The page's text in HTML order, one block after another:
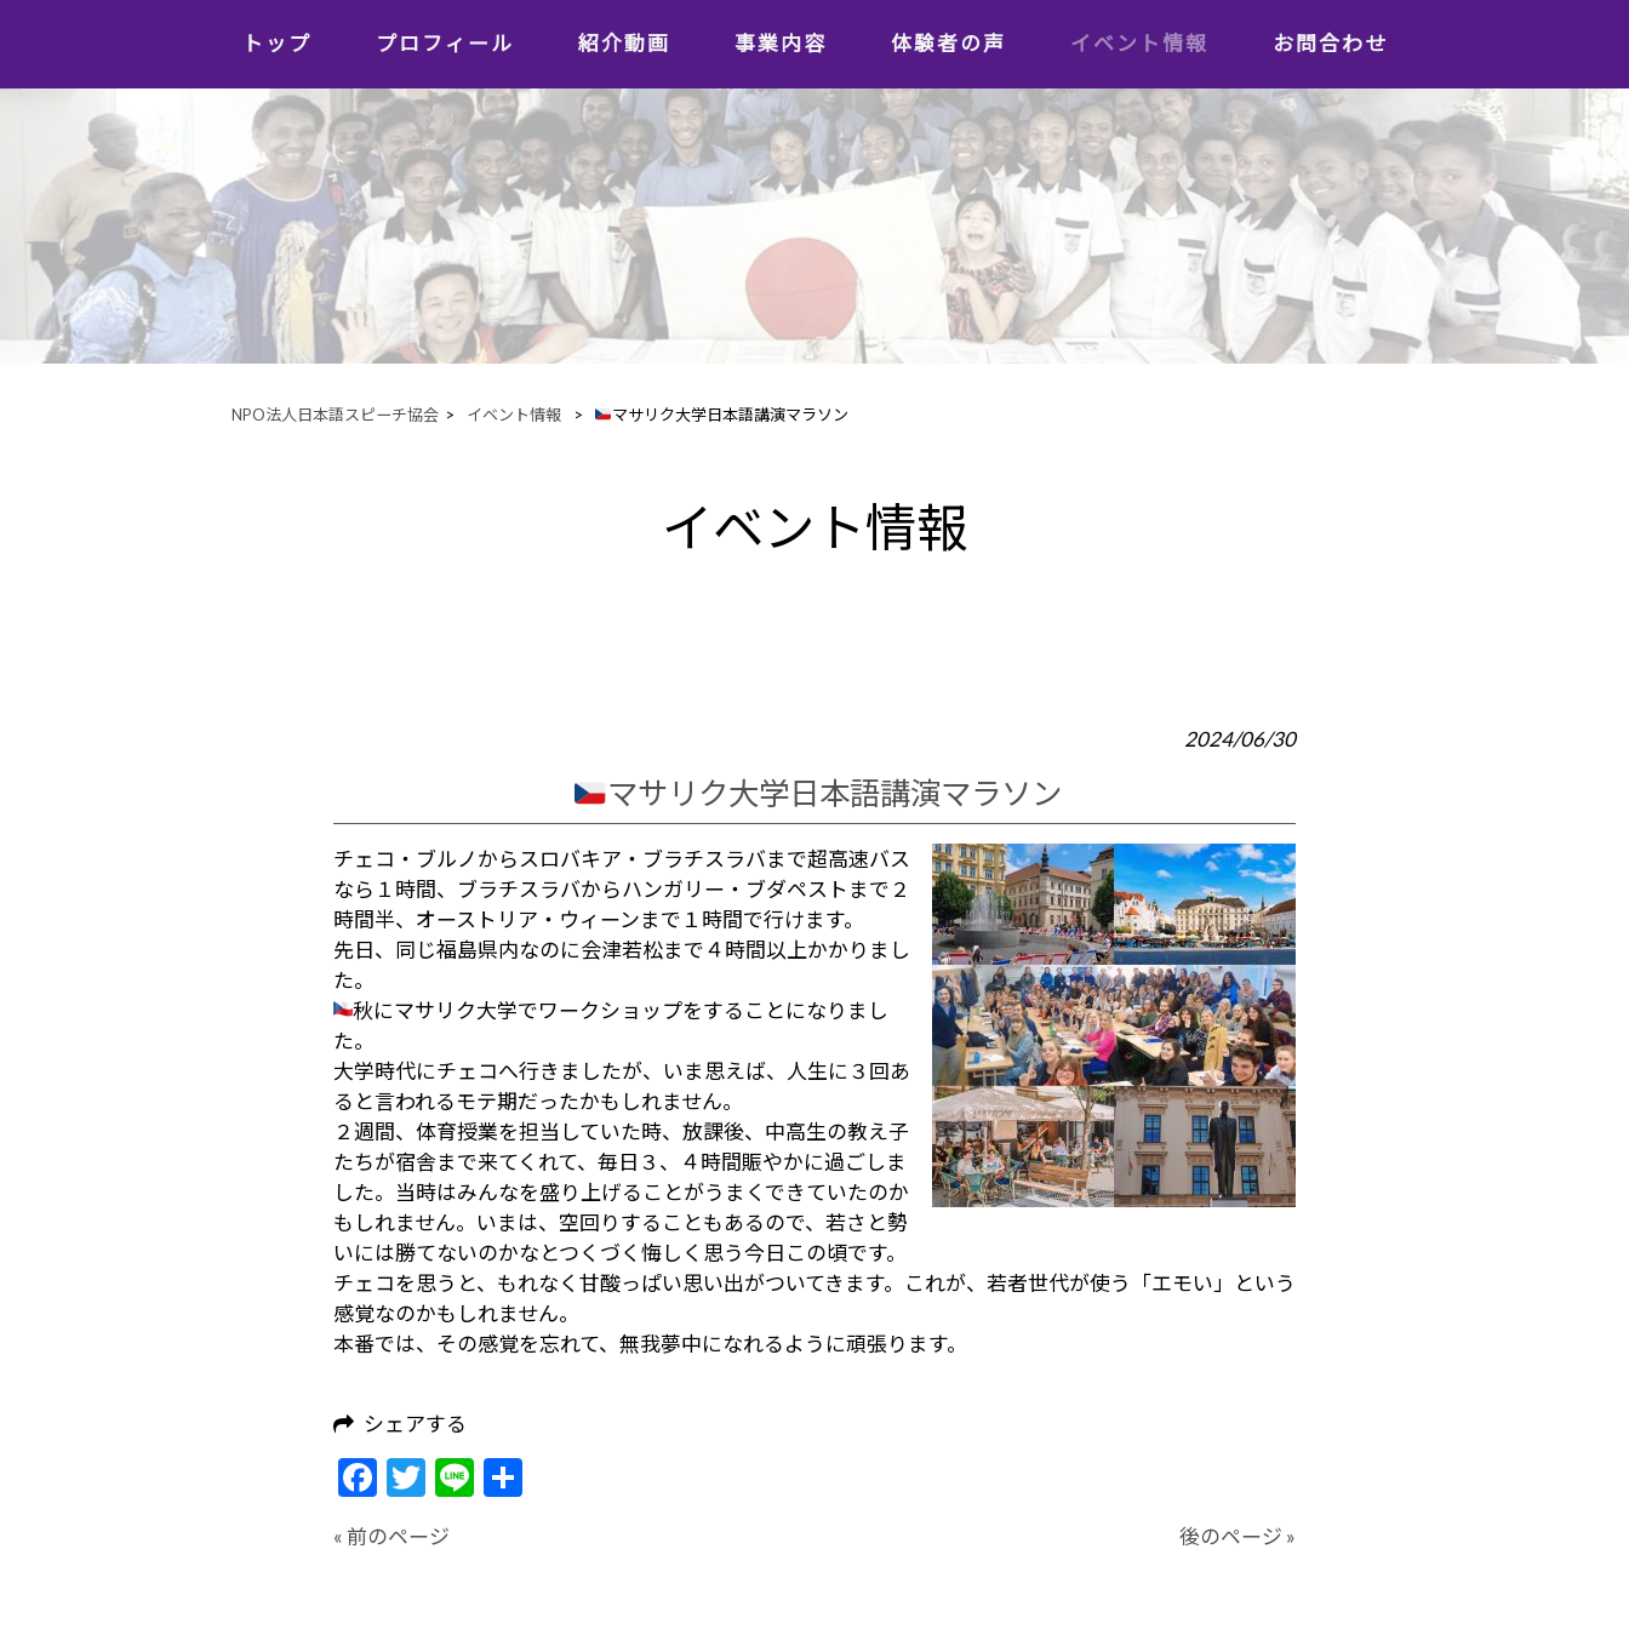
トップ プロフィール 紹介動画 事業内容
体験者の声
学習者の声
日本語教師の声
イベント情報 お問合わせ
NPO法人日本語スピーチ協会 > イベント情報 > マサリク大学日本語講演マラソン
イベント情報
2024/06/30
マサリク大学日本語講演マラソン
チェコ・ブルノからスロバキア・ブラチスラバまで超高速バス
なら１時間、ブラチスラバからハンガリー・ブダペストまで２
時間半、オーストリア・ウィーンまで１時間で行けます。
先日、同じ福島県内なのに会津若松まで４時間以上かかりまし
た。
秋にマサリク大学でワークショップをすることになりまし
た。
大学時代にチェコへ行きましたが、いま思えば、人生に３回あ
ると言われるモテ期だったかもしれません。
２週間、体育授業を担当していた時、放課後、中高生の教え子
たちが宿舎まで来てくれて、毎日３、４時間賑やかに過ごしま
した。当時はみんなを盛り上げることがうまくできていたのか
もしれません。いまは、空回りすることもあるので、若さと勢
いには勝てないのかなとつくづく悔しく思う今日この頃です。
チェコを思うと、もれなく甘酸っぱい思い出がついてきます。これが、若者世代が使う「エモい」という
感覚なのかもしれません。
本番では、その感覚を忘れて、無我夢中になれるように頑張ります。
シェアする
Facebook
Twitter
Line共
« 前のページ 後のページ »